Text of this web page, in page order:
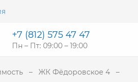
+7 (812) 575 47 47
Пн – Пт: 09:00 – 19:00
ЖК Фёдоровское 4